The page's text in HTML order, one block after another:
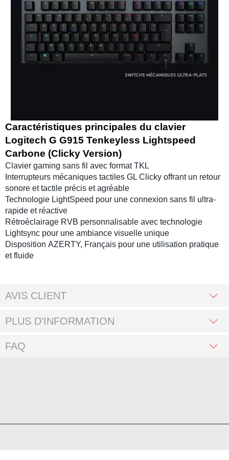
Caractéristiques principales du clavier
Logitech G G915 Tenkeyless Lightspeed
Carbone (Clicky Version)
Clavier gaming sans fil avec format TKL
Interrupteurs mécaniques tactiles GL Clicky offrant un retour
sonore et tactile précis et agréable
Technologie LightSpeed pour une connexion sans fil ultra-
rapide et réactive
Rétroéclairage RVB personnalisable avec technologie
Lightsync pour une ambiance visuelle unique
Disposition AZERTY, Français pour une utilisation pratique
et fluide
AVIS CLIENT
PLUS D’INFORMATION
FAQ